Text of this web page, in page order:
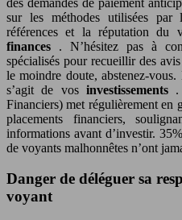
sur les méthodes utilisées
références et la réputation du
finances . N’hésitez pas à
spécialisés pour recueillir des
le moindre doute, abstenez-
s’agit de vos investissements .
Financiers) met régulièrement en
placements financiers,
informations avant d’investir.
de voyants malhonnêtes n’ont
Danger de déléguer sa
voyant